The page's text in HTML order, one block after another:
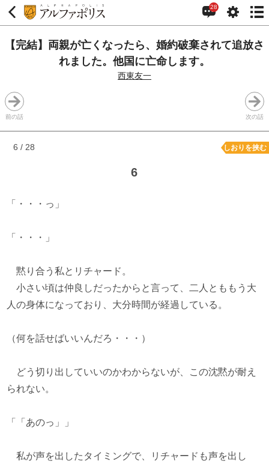
28
【完結】両親が亡くなったら、婚約破棄されて追放さ
れました。他国に亡命します。
西東友一
前の話 次の話
6 / 28 しおりを挟む
6
「・・・っ」
「・・・」
黙り合う私とリチャード。
小さい頃は仲良しだったからと言って、二人とももう大
人の身体になっており、大分時間が経過している。
（何を話せばいいんだろ・・・）
どう切り出していいのかわからないが、この沈黙が耐え
られない。
「「あのっ」」
私が声を出したタイミングで、リチャードも声を出し